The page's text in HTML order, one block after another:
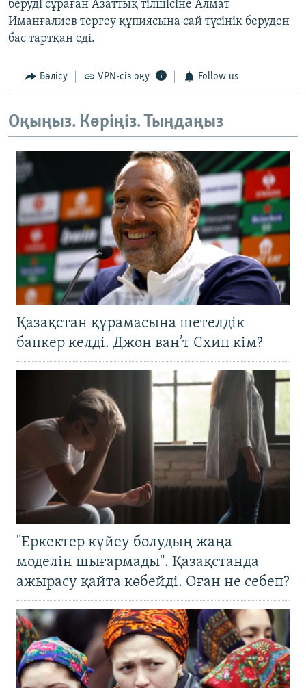
беруді сұраған Азаттық тілшісіне Алмат
Иманғалиев тергеу құпиясына сай түсінік беруден
бас тартқан еді.
Бөлісу VPN-сіз оқу Follow us
Оқыңыз. Көріңіз. Тыңдаңыз
Қазақстан құрамасына шетелдік
бапкер келді. Джон ван’т Схип кім?
"Еркектер күйеу болудың жаңа
моделін шығармады". Қазақстанда
ажырасу қайта көбейді. Оған не себеп?